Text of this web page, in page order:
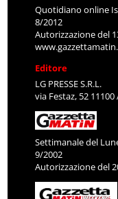
Quotidiano online
8/2012
Autorizzazione del
Editore
LG PRESSE S.R.L.
via Festaz, 52 11100
Settimanale del
9/2002
Autorizzazione del